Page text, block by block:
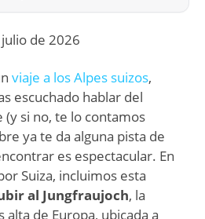
de 2026
viaje a los Alpes suizos,
escuchado hablar del
(y si no, te lo contamos
ya te da alguna pista de
es espectacular. En
Suiza, incluimos esta
al Jungfraujoch, la
de Europa, ubicada a